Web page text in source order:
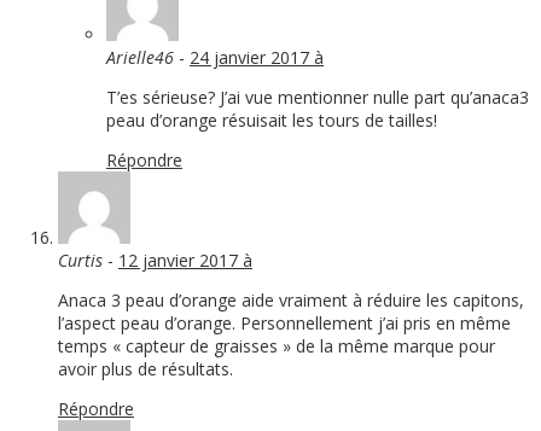
Arielle46 - 24 janvier 2017 à
T’es sérieuse? J’ai vue mentionner nulle part qu’anaca3
peau d’orange résuisait les tours de tailles!
Répondre
Curtis - 12 janvier 2017 à
Anaca 3 peau d’orange aide vraiment à réduire les capitons,
l’aspect peau d’orange. Personnellement j’ai pris en même
temps « capteur de graisses » de la même marque pour
avoir plus de résultats.
Répondre